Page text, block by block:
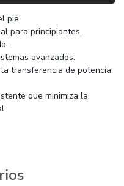
pie.
para principiantes.
avanzados.
transferencia de potencia
que minimiza la